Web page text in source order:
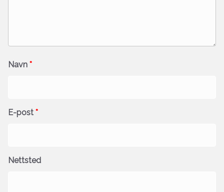
Navn *
E-post *
Nettsted